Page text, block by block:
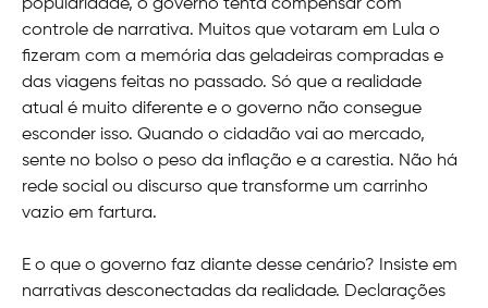
popularidade, o governo tenta compensar com
controle de narrativa. Muitos que votaram em Lula o
fizeram com a memória das geladeiras compradas e
das viagens feitas no passado. Só que a realidade
atual é muito diferente e o governo não consegue
esconder isso. Quando o cidadão vai ao mercado,
sente no bolso o peso da inflação e a carestia. Não há
rede social ou discurso que transforme um carrinho
vazio em fartura.
E o que o governo faz diante desse cenário? Insiste em
narrativas desconectadas da realidade. Declarações